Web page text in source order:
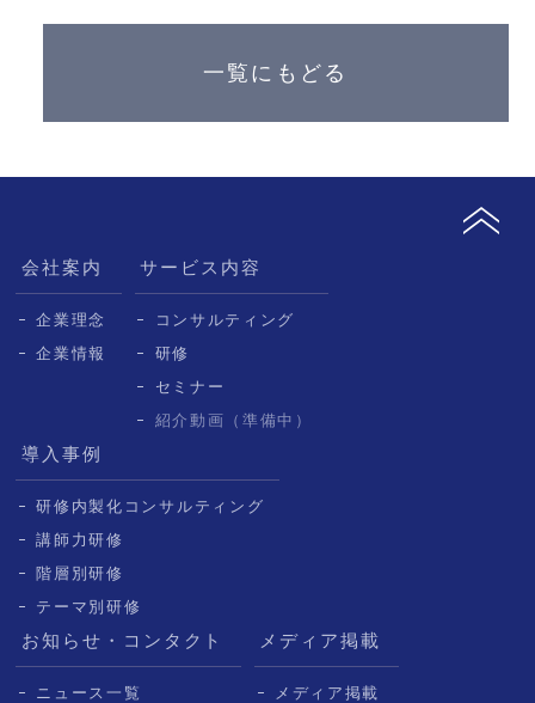
一覧にもどる
会社案内
企業理念
企業情報
サービス内容
コンサルティング
研修
セミナー
紹介動画（準備中）
導入事例
研修内製化コンサルティング
講師力研修
階層別研修
テーマ別研修
お知らせ・コンタクト
ニュース一覧
メディア掲載
メディア掲載